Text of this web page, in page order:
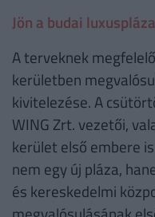
Jön a budai luxuspláza
A terveknek
kerületben
kivitelezése. A
WING Zrt. vezetői,
kerület első embere
nem egy új pláza,
és kereskedelmi